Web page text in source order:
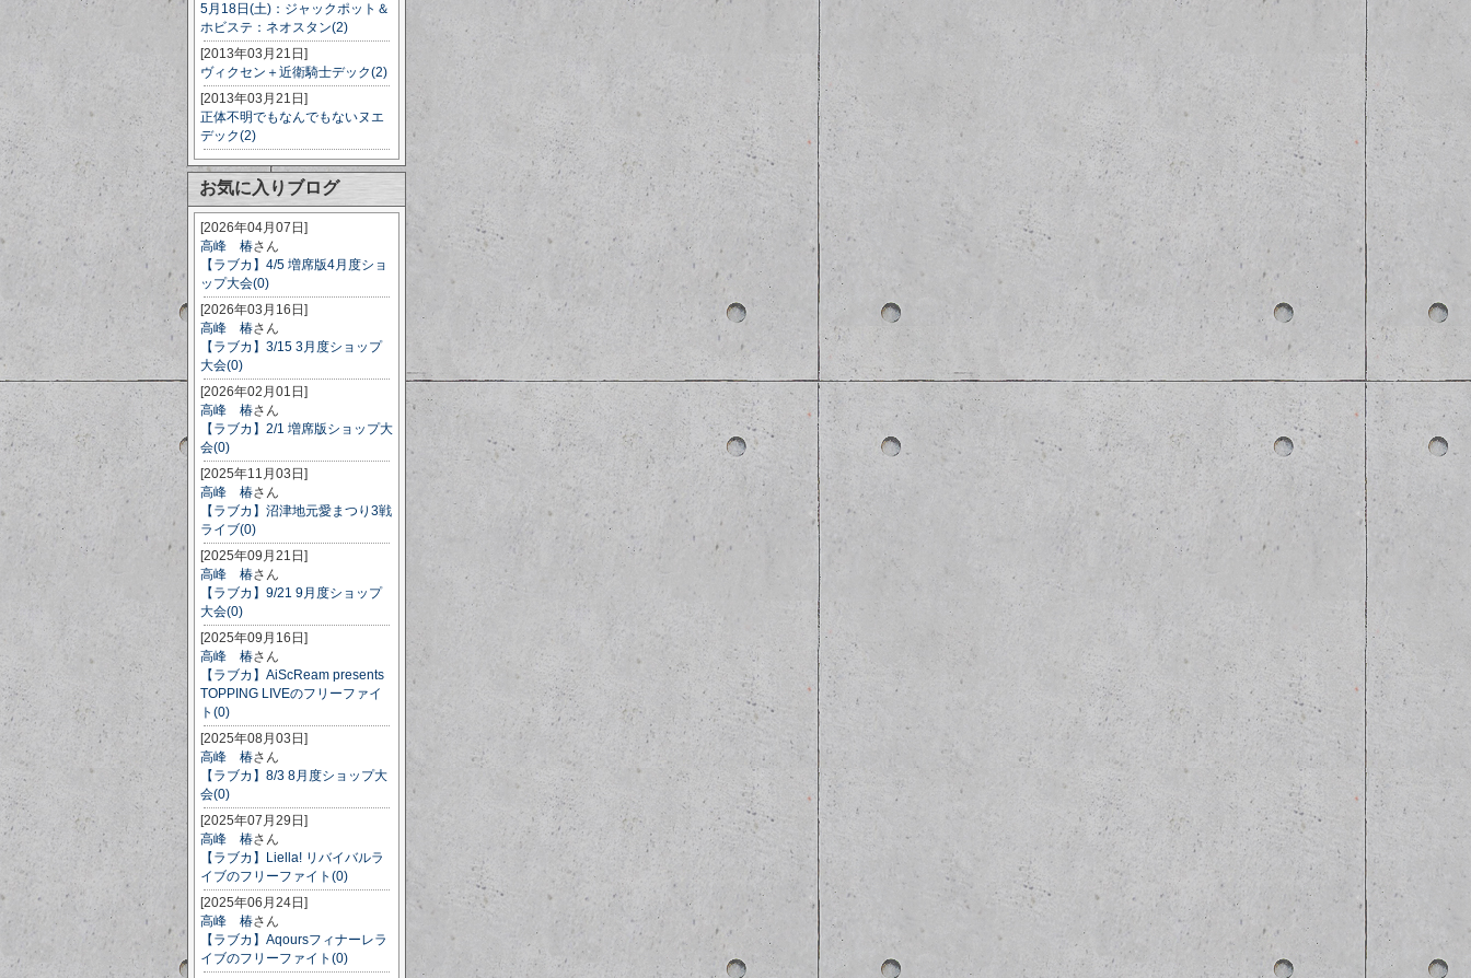
5月18日(土)：ジャックポット＆
ホビステ：ネオスタン(2)
[2013年03月21日]
ヴィクセン＋近衛騎士デック(2)
[2013年03月21日]
正体不明でもなんでもないヌエ
デック(2)
お気に入りブログ
[2026年04月07日]
高峰 椿さん
【ラブカ】4/5 増席版4月度ショ
ップ大会(0)
[2026年03月16日]
高峰 椿さん
【ラブカ】3/15 3月度ショップ
大会(0)
[2026年02月01日]
高峰 椿さん
【ラブカ】2/1 増席版ショップ大
会(0)
[2025年11月03日]
高峰 椿さん
【ラブカ】沼津地元愛まつり3戦
ライブ(0)
[2025年09月21日]
高峰 椿さん
【ラブカ】9/21 9月度ショップ
大会(0)
[2025年09月16日]
高峰 椿さん
【ラブカ】AiScReam presents
TOPPING LIVEのフリーファイ
ト(0)
[2025年08月03日]
高峰 椿さん
【ラブカ】8/3 8月度ショップ大
会(0)
[2025年07月29日]
高峰 椿さん
【ラブカ】Liella! リバイバルラ
イブのフリーファイト(0)
[2025年06月24日]
高峰 椿さん
【ラブカ】Aqoursフィナーレラ
イブのフリーファイト(0)